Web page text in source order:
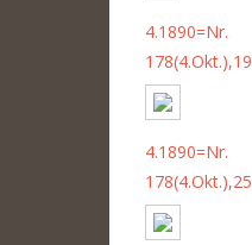
4.1890=Nr.
178(4.Okt.),19
4.1890=Nr.
178(4.Okt.),25